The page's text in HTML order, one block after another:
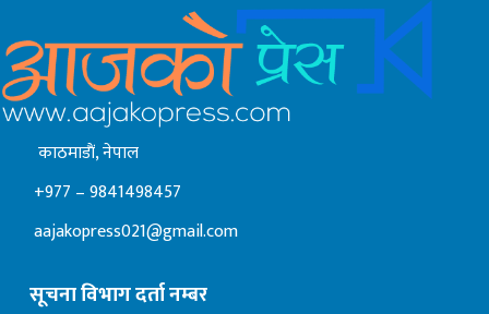
काठमाडाैं, नेपाल
+977 – 9841498457
aajakopress021@gmail.com
सूचना विभाग दर्ता नम्बर